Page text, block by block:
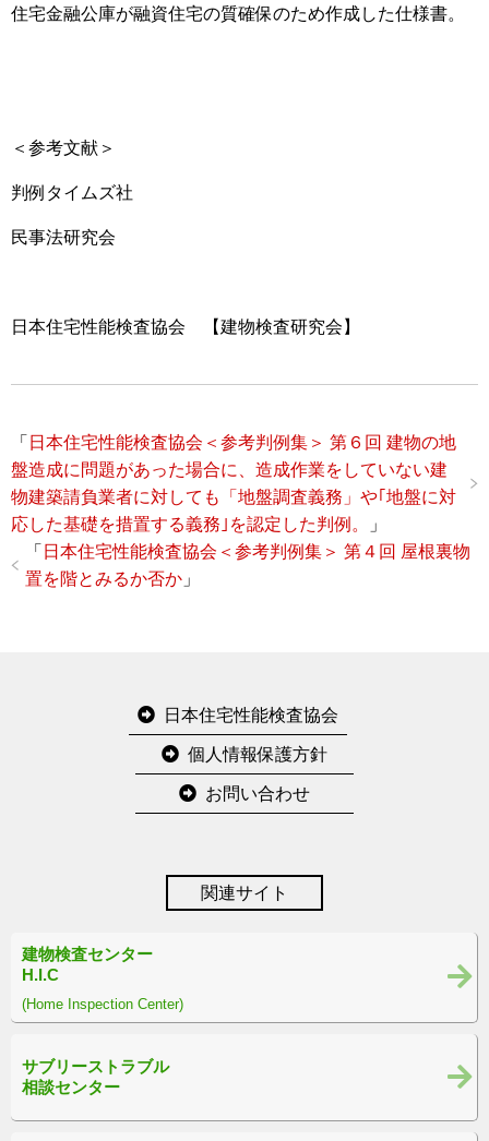
住宅金融公庫が融資住宅の質確保のため作成した仕様書。
＜参考文献＞
判例タイムズ社
民事法研究会
日本住宅性能検査協会 【建物検査研究会】
「 日本住宅性能検査協会＜参考判例集＞ 第６回 建物の地
盤造成に問題があった場合に、造成作業をしていない建
物建築請負業者に対しても「地盤調査義務」や｢地盤に対
応した基礎を措置する義務｣を認定した判例。
」
「 日本住宅性能検査協会＜参考判例集＞ 第４回 屋根裏物
置を階とみるか否か 」
日本住宅性能検査協会
個人情報保護方針
お問い合わせ
関連サイト
建物検査センター
H.I.C
(Home Inspection Center)
サブリーストラブル
相談センター